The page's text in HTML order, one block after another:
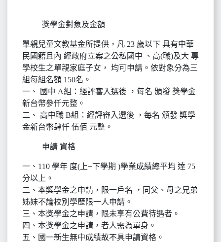
獎學金對象及金額
單親兒童文教基金所提供，凡 23 歲以下 具有中華
民國籍且內 經政府立案之公私國中 、高(職)及大 專
學校生之單親家庭子女， 均可申請。依對象分為三
組每組名額 150名。
一、 國中 A組：經評審入選後 ，每名 頒發 獎學金
新台幣參仟元整。
二、 高中職 B組：經評審入選後 ，每名 頒發 獎學
金新台幣肆仟 伍佰 元整。
申請 資格
一、110 學年 度(上+下學期 )學業成績總平均 達 75
分以上。
二、本獎學金之申請，限一戶名 ，同父、母之兄弟
姊妹不論校別學歷限一人申請。
三、本獎學金之申請，限未享有公費待遇者。
四、本獎學金之申請，者人需為單身。
五、國一新生無中成績故不具申請資格。